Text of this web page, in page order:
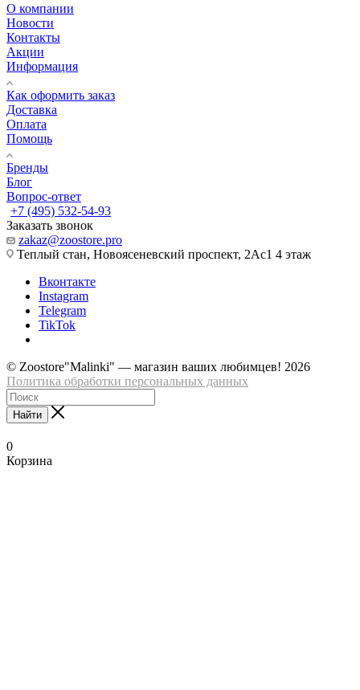
О компании
Новости
Контакты
Акции
Информация
Как оформить заказ
Доставка
Оплата
Помощь
Бренды
Блог
Вопрос-ответ
+7 (495) 532-54-93
Заказать звонок
zakaz@zoostore.pro
Теплый стан, Новоясеневский проспект, 2Ас1 4 этаж
Вконтакте
Instagram
Telegram
TikTok
© Zoostore"Malinki" — магазин ваших любимцев! 2026
Политика обработки персональных данных
Найти
0
Корзина